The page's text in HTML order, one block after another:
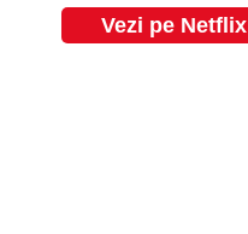
Vezi pe Netflix